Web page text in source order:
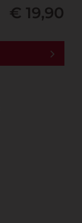
€ 19,90